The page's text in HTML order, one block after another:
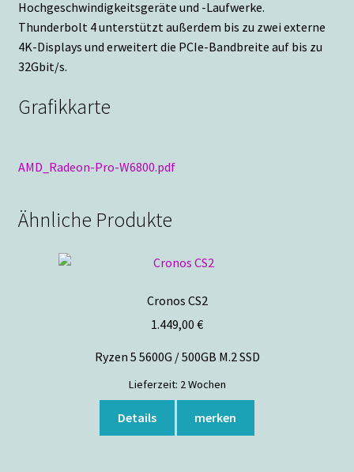
Hochgeschwindigkeitsgeräte und -Laufwerke.
Thunderbolt 4 unterstützt außerdem bis zu zwei externe
4K-Displays und erweitert die PCIe-Bandbreite auf bis zu
32Gbit/s.
Grafikkarte
AMD_Radeon-Pro-W6800.pdf
Ähnliche Produkte
Cronos CS2
1.449,00 €
Ryzen 5 5600G / 500GB M.2 SSD
Lieferzeit: 2 Wochen
Details merken